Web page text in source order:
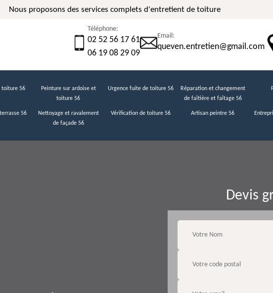
Nous proposons des services complets d'entretient de toiture
Téléphone:
02 52 56 17 61
06 19 08 29 09
Email:
queven.entretien@gmail.com
toiture 56
Peinture sur ardoise et
toiture 56
Urgence fuite de toiture 56
Réparation et changement
de faîtière et faîtage 56
56
Nettoyage et ravalement
de façade 56
Vérification de toiture 56 Artisan peintre 56
Devis